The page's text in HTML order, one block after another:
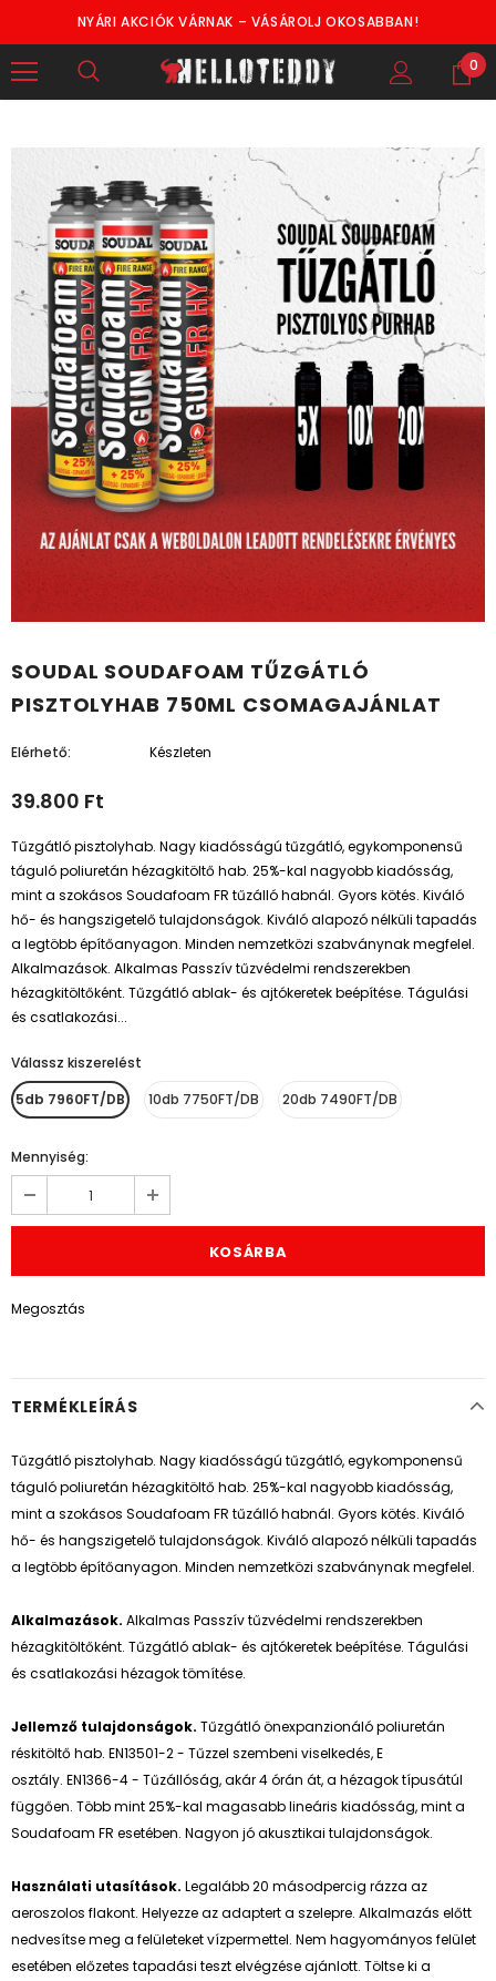
NYÁRI AKCIÓK VÁRNAK – VÁSÁROLJ OKOSABBAN!
0
SOUDAL SOUDAFOAM TŰZGÁTLÓ
PISZTOLYHAB 750ML CSOMAGAJÁNLAT
Elérhető: Készleten
39.800 Ft
Tűzgátló pisztolyhab. Nagy kiadósságú tűzgátló, egykomponensű
táguló poliuretán hézagkitöltő hab. 25%-kal nagyobb kiadósság,
mint a szokásos Soudafoam FR tűzálló habnál. Gyors kötés. Kiváló
hő- és hangszigetelő tulajdonságok. Kiváló alapozó nélküli tapadás
a legtöbb építőanyagon. Minden nemzetközi szabványnak megfelel.
Alkalmazások. Alkalmas Passzív tűzvédelmi rendszerekben
hézagkitöltőként. Tűzgátló ablak- és ajtókeretek beépítése. Tágulási
és csatlakozási...
Válassz kiszerelést
5db 7960FT/DB
10db 7750FT/DB 20db 7490FT/DB
Mennyiség:
Megosztás
TERMÉKLEÍRÁS
Tűzgátló pisztolyhab. Nagy kiadósságú tűzgátló, egykomponensű
táguló poliuretán hézagkitöltő hab. 25%-kal nagyobb kiadósság,
mint a szokásos Soudafoam FR tűzálló habnál. Gyors kötés. Kiváló
hő- és hangszigetelő tulajdonságok. Kiváló alapozó nélküli tapadás
a legtöbb építőanyagon. Minden nemzetközi szabványnak megfelel.
Alkalmazások. Alkalmas Passzív tűzvédelmi rendszerekben
hézagkitöltőként. Tűzgátló ablak- és ajtókeretek beépítése. Tágulási
és csatlakozási hézagok tömítése.
Jellemző tulajdonságok. Tűzgátló önexpanzionáló poliuretán
réskitöltő hab. EN13501-2 - Tűzzel szembeni viselkedés, E
osztály. EN1366-4 - Tűzállóság, akár 4 órán át, a hézagok típusátúl
függően. Több mint 25%-kal magasabb lineáris kiadósság, mint a
Soudafoam FR esetében. Nagyon jó akusztikai tulajdonságok.
Használati utasítások. Legalább 20 másodpercig rázza az
aeroszolos flakont. Helyezze az adaptert a szelepre. Alkalmazás előtt
nedvesítse meg a felületeket vízpermettel. Nem hagyományos felület
esetében előzetes tapadási teszt elvégzése ajánlott. Töltse ki a